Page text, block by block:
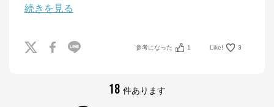
続きを見る
参考になった 1 Like! 3
18 件あります